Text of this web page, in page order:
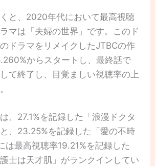
と、2020年代において最高視聴
マは「夫婦の世界」です。このド
ドラマをリメイクしたJTBCの作
からスタートし、最終話で
て終了し、目覚ましい視聴率の上
、27.1%を記録した「浪漫ドクタ
、23.25%を記録した「愛の不時
は最高視聴率19.21%を記録した
護士は天才肌」がランクインしてい